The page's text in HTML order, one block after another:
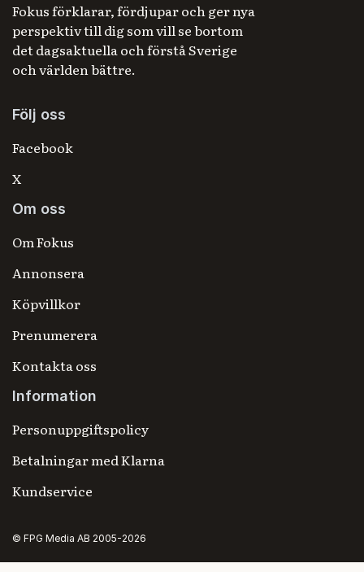
Fokus förklarar, fördjupar och ger nya
perspektiv till dig som vill se bortom
det dagsaktuella och förstå Sverige
och världen bättre.
Följ oss
Facebook
X
Om oss
Om Fokus
Annonsera
Köpvillkor
Prenumerera
Kontakta oss
Information
Personuppgiftspolicy
Betalningar med Klarna
Kundservice
© FPG Media AB 2005-2026